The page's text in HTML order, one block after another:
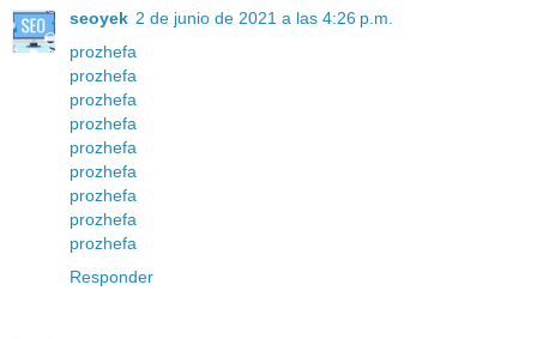
seoyek 2 de junio de 2021 a las 4:26 p.m.
prozhefa
prozhefa
prozhefa
prozhefa
prozhefa
prozhefa
prozhefa
prozhefa
prozhefa
Responder